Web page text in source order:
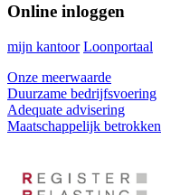
Online inloggen
mijn kantoor Loonportaal
Onze meerwaarde
Duurzame bedrijfsvoering
Adequate advisering
Maatschappelijk betrokken